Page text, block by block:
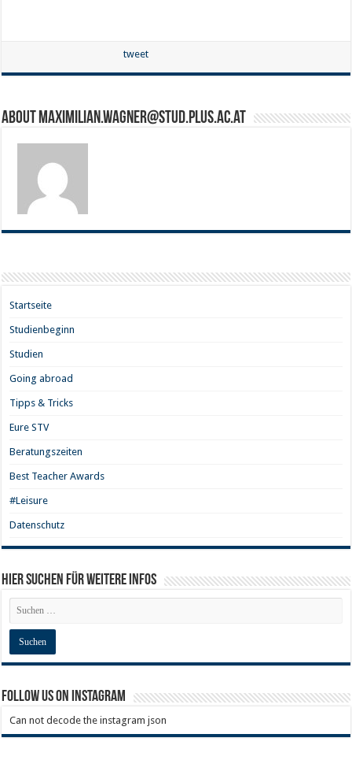
tweet
About maximilian.wagner@stud.plus.ac.at
Startseite
Studienbeginn
Studien
Going abroad
Tipps & Tricks
Eure STV
Beratungszeiten
Best Teacher Awards
#Leisure
Datenschutz
Hier Suchen für weitere Infos
Follow us on Instagram
Can not decode the instagram json